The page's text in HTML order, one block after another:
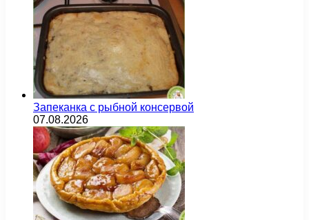
Запеканка с рыбной консервой
07.08.2026